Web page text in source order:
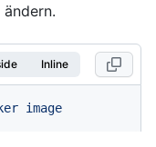
Inline
image